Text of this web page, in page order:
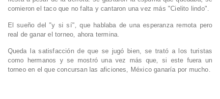
comieron el taco que no falta y cantaron una vez más "Cielito lindo".
El sueño del "y si sí", que hablaba de una esperanza remota pero
real de ganar el torneo, ahora termina.
Queda la satisfacción de que se jugó bien, se trató a los turistas
como hermanos y se mostró una vez más que, si este fuera un
torneo en el que concursan las aficiones, México ganaría por mucho.